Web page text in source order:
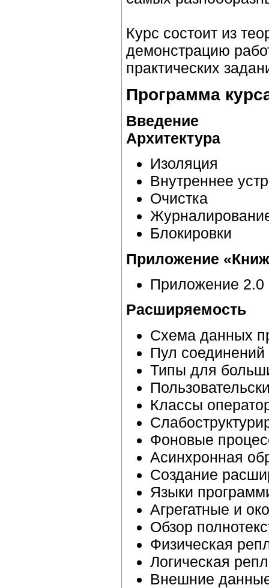
Курс состоит из
демонстрацию
практических
Программа
Введение
Архитектура
Изоляция
Внутреннее
Очистка
Блокировки
Приложение
Приложение 2.0
Расширяемость
Схема данных
Пул соединений
Типы для
Классы
Фоновые
Асинхронная
Создание
Языки
Агрегатные и
Обзор
Физическая
Логическая
Внешние